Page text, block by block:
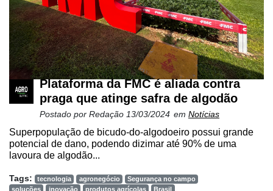
Plataforma da FMC é aliada contra
praga que atinge safra de algodão
Postado por Redação 13/03/2024 em Notícias
Superpopulação de bicudo-do-algodoeiro possui grande
potencial de dano, podendo dizimar até 90% de uma
lavoura de algodão...
Tags: tecnologia agronegócio
Segurança no campo
soluções
inovação produtos agrícolas
Brasil